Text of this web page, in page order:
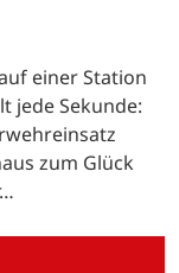
einer Station
jede Sekunde:
zum Glück